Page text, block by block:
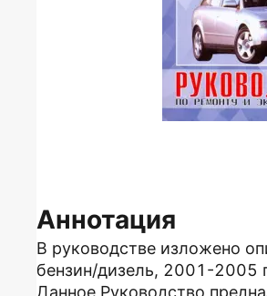
Аннотация
В руководстве изложено
бензин/дизель, 2001-2005
Данное Руководство